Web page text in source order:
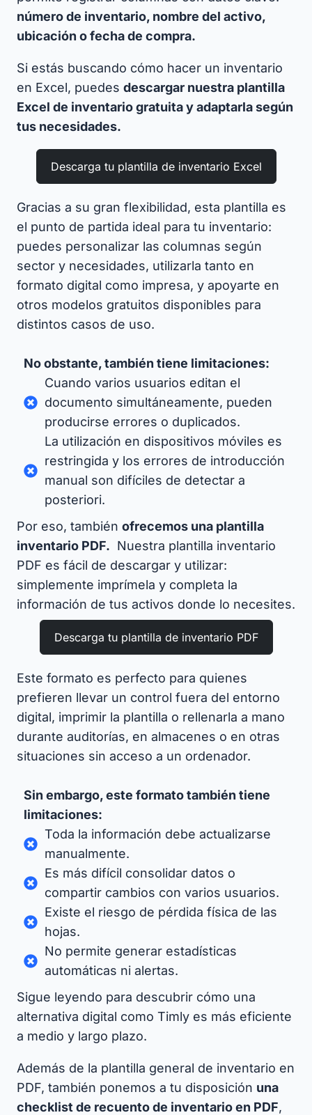
número de inventario, nombre del activo,
ubicación o fecha de compra.
Si estás buscando cómo hacer un inventario
en Excel, puedes descargar nuestra plantilla
Excel de inventario gratuita y adaptarla según
tus necesidades.
Descarga tu plantilla de inventario Excel
Gracias a su gran flexibilidad, esta plantilla es
el punto de partida ideal para tu inventario:
puedes personalizar las columnas según
sector y necesidades, utilizarla tanto en
formato digital como impresa, y apoyarte en
otros modelos gratuitos disponibles para
distintos casos de uso.
No obstante, también tiene limitaciones:
Cuando varios usuarios editan el
documento simultáneamente, pueden
producirse errores o duplicados.
La utilización en dispositivos móviles es
restringida y los errores de introducción
manual son difíciles de detectar a
posteriori.
Por eso, también ofrecemos una plantilla
inventario PDF. Nuestra plantilla inventario
PDF es fácil de descargar y utilizar:
simplemente imprímela y completa la
información de tus activos donde lo necesites.
Descarga tu plantilla de inventario PDF
Este formato es perfecto para quienes
prefieren llevar un control fuera del entorno
digital, imprimir la plantilla o rellenarla a mano
durante auditorías, en almacenes o en otras
situaciones sin acceso a un ordenador.
Sin embargo, este formato también tiene
limitaciones:
Toda la información debe actualizarse
manualmente.
Es más difícil consolidar datos o
compartir cambios con varios usuarios.
Existe el riesgo de pérdida física de las
hojas.
No permite generar estadísticas
automáticas ni alertas.
Sigue leyendo para descubrir cómo una
alternativa digital como Timly es más eficiente
a medio y largo plazo.
Además de la plantilla general de inventario en
PDF, también ponemos a tu disposición una
checklist de recuento de inventario en PDF,